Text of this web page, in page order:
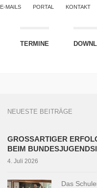
E-MAILS PORTAL KONTAKT
TERMINE
NEUESTE BEITRÄGE
GROSSARTIGER
EIM
4. Juli 2026
Das